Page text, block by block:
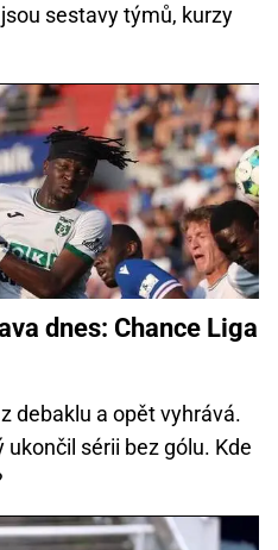
sestavy týmů, kurzy
dnes: Chance Liga
debaklu a opět vyhrává.
sérii bez gólu. Kde